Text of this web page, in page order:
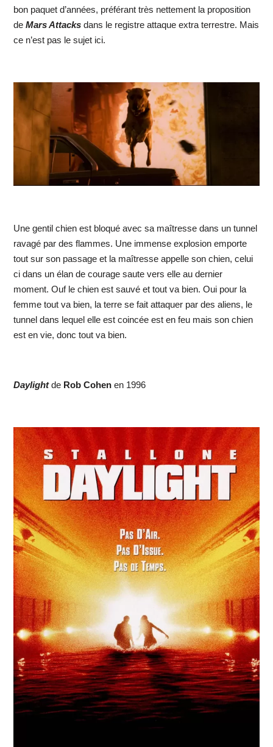
bon paquet d’années, préférant très nettement la proposition
de Mars Attacksdans le registre attaque extra terrestre. Mais
ce n’est pas le sujet ici.
Une gentil chien est bloqué avec sa maîtresse dans un tunnel
ravagé par des flammes. Une immense explosion emporte
tout sur son passage et la maîtresse appelle son chien, celui
ci dans un élan de courage saute vers elle au dernier
moment. Ouf le chien est sauvé et tout va bien. Oui pour la
femme tout va bien, la terre se fait attaquer par des aliens, le
tunnel dans lequel elle est coincée est en feu mais son chien
est en vie, donc tout va bien.
Daylightde Rob Cohenen 1996